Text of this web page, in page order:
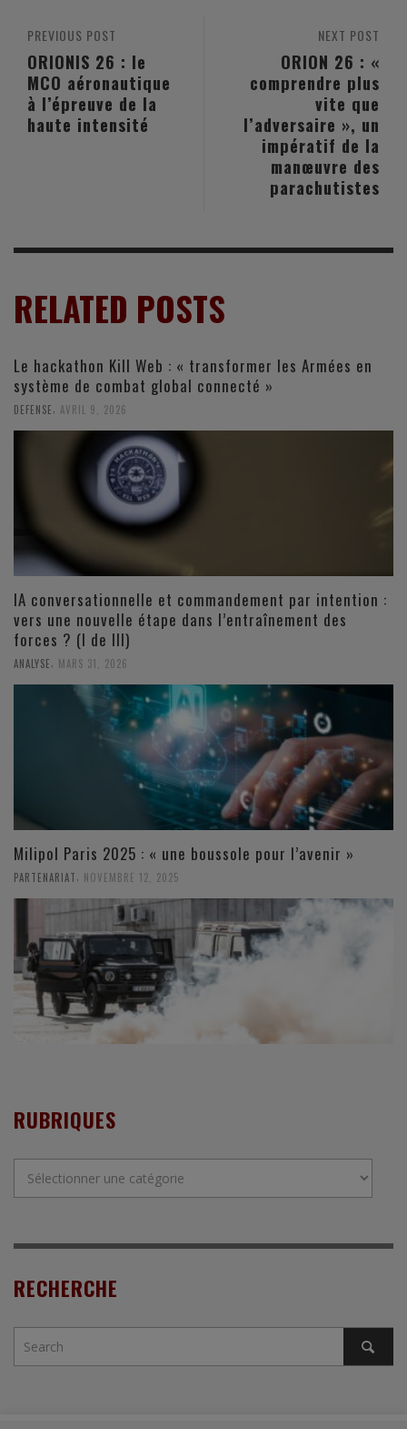
NEXT POST
ORION 26 : «
comprendre plus
vite que
l’adversaire », un
impératif de la
manœuvre des
parachutistes
PREVIOUS POST
ORIONIS 26 : le
MCO aéronautique
à l’épreuve de la
haute intensité
RELATED POSTS
Le hackathon Kill Web : « transformer les Armées en
système de combat global connecté »
DEFENSE AVRIL 9, 2026
IA conversationnelle et commandement par intention :
vers une nouvelle étape dans l’entraînement des
forces ? (I de III)
ANALYSE MARS 31, 2026
Milipol Paris 2025 : « une boussole pour l’avenir »
PARTENARIAT NOVEMBRE 12, 2025
RUBRIQUES
RECHERCHE